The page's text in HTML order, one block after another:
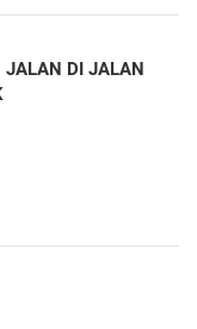
JALAN DI JALAN